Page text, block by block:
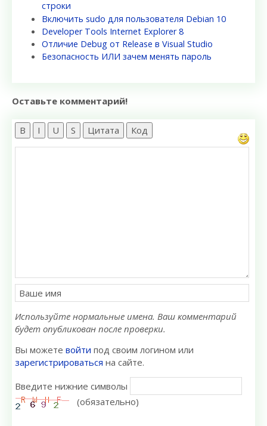
строки
Включить sudo для пользователя Debian 10
Developer Tools Internet Explorer 8
Отличие Debug от Release в Visual Studio
Безопасность ИЛИ зачем менять пароль
Оставьте комментарий!
B I U S Цитата Код
Используйте нормальные имена. Ваш комментарий
будет опубликован после проверки.
Вы можете войти под своим логином или
зарегистрироваться на сайте.
Введите нижние символы
(обязательно)